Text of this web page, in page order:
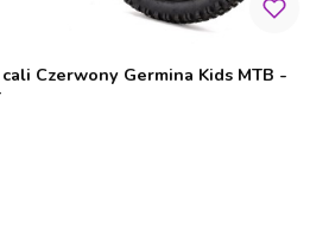
Czerwony Germina Kids MTB -